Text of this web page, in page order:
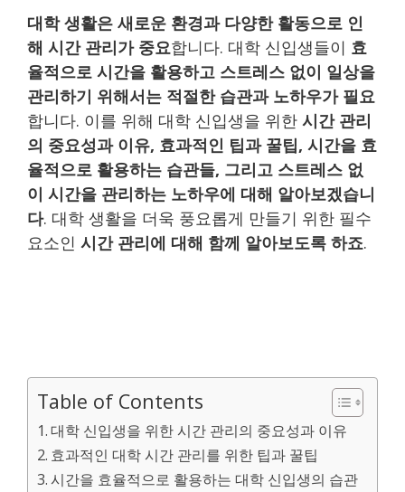
대학 생활은 새로운 환경과 다양한 활동으로 인
해 시간 관리가 중요합니다. 대학 신입생들이 효
율적으로 시간을 활용하고 스트레스 없이 일상을
관리하기 위해서는 적절한 습관과 노하우가 필요
합니다. 이를 위해 대학 신입생을 위한 시간 관리
의 중요성과 이유, 효과적인 팁과 꿀팁, 시간을 효
율적으로 활용하는 습관들, 그리고 스트레스 없
이 시간을 관리하는 노하우에 대해 알아보겠습니
다. 대학 생활을 더욱 풍요롭게 만들기 위한 필수
요소인 시간 관리에 대해 함께 알아보도록 하죠.
Table of Contents
대학 신입생을 위한 시간 관리의 중요성과 이유
효과적인 대학 시간 관리를 위한 팁과 꿀팁
시간을 효율적으로 활용하는 대학 신입생의 습관